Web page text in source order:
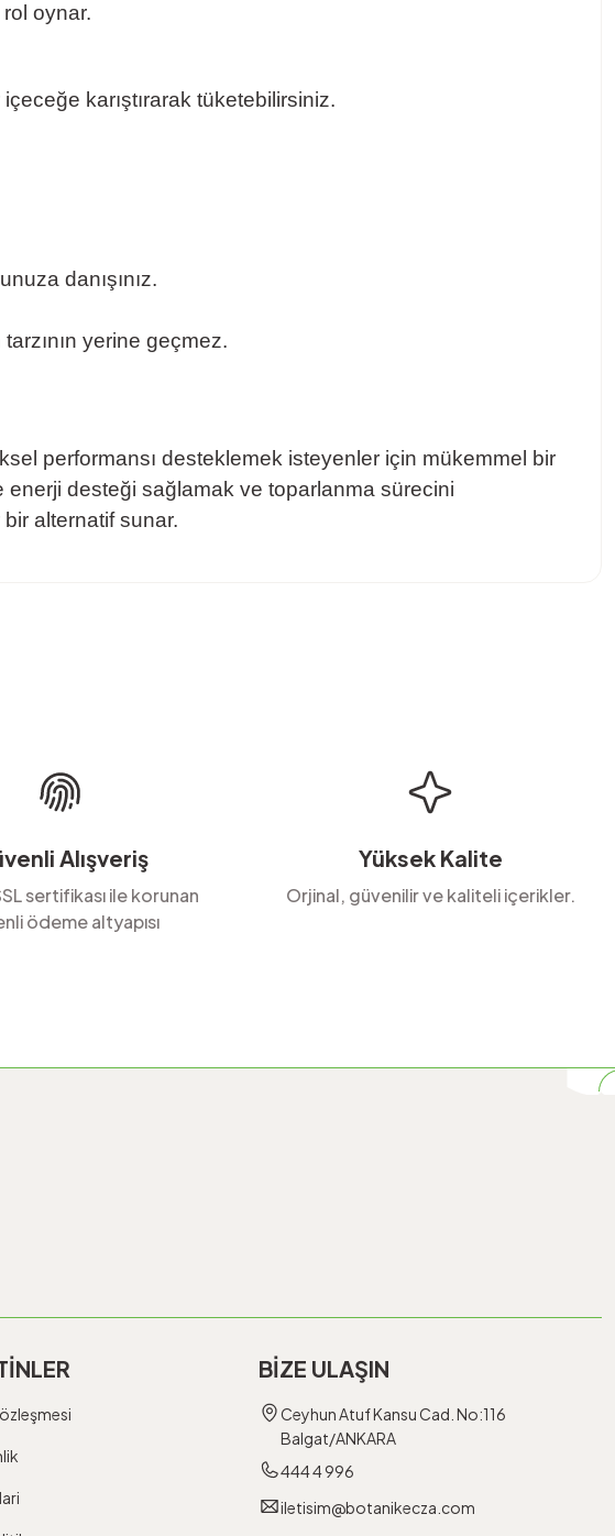
oynar.
karıştırarak tüketebilirsiniz.
danışınız.
yerine geçmez.
performansı desteklemek isteyenler için mükemmel bir
desteği sağlamak ve toparlanma sürecini
bir alternatif sunar.
Alışveriş
sertifikası ile korunan
ödeme altyapısı
Yüksek Kalite
Orjinal, güvenilir ve kaliteli içerikler.
BİZE ULAŞIN
Ceyhun Atuf Kansu Cad. No:116
Balgat/ANKARA
444 4 996
iletisim@botanikecza.com